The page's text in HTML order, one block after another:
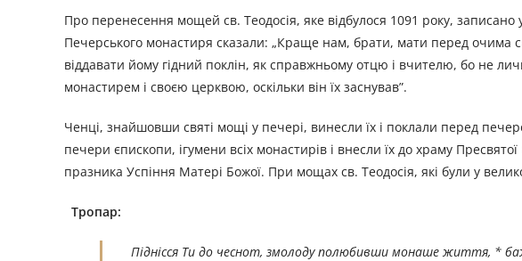
Про перенесення мощей св. Теодосія, яке відбулося 1091 року, записано
Печерського монастиря сказали: „Краще нам, брати, мати перед очима
віддавати йому гідний поклін, як справжньому отцю і вчителю, бо не
монастирем і своєю церквою, оскільки він їх заснував”.
Ченці, знайшовши святі мощі у печері, винесли їх і поклали перед
печери єпископи, ігумени всіх монастирів і внесли їх до храму
празника Успіння Матері Божої. При мощах св. Теодосія, які були у
Тропар:
Піднісся Ти до чеснот, змолоду полюбивши монаше життя, *